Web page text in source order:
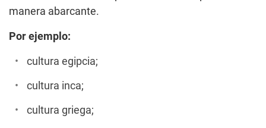
manera abarcante.
Por ejemplo:
cultura egipcia;
cultura inca;
cultura griega;